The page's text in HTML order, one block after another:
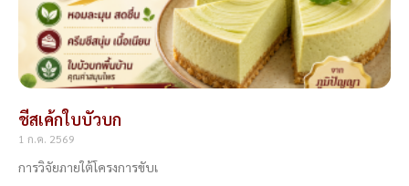
ชีสเค้กใบบัวบก
1 ก.ค. 2569
การวิจัยภายใต้โครงการขับเ